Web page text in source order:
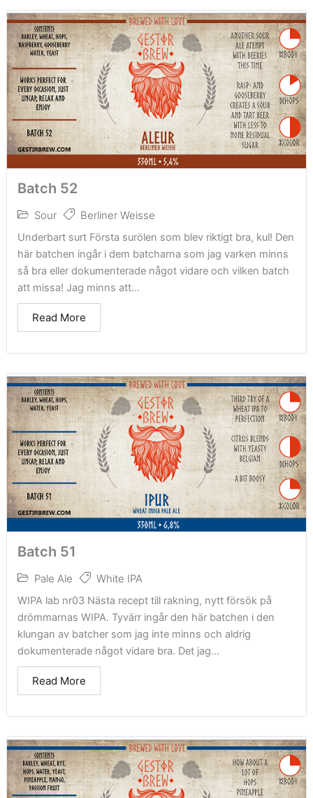
Batch 52
Sour Berliner Weisse
Underbart surt Första surölen som blev riktigt bra, kul! Den
här batchen ingår i dem batcharna som jag varken minns
så bra eller dokumenterade något vidare och vilken batch
att missa! Jag minns att...
Read More
Batch 51
Pale Ale White IPA
WIPA lab nr03 Nästa recept till rakning, nytt försök på
drömmarnas WIPA. Tyvärr ingår den här batchen i den
klungan av batcher som jag inte minns och aldrig
dokumenterade något vidare bra. Det jag...
Read More